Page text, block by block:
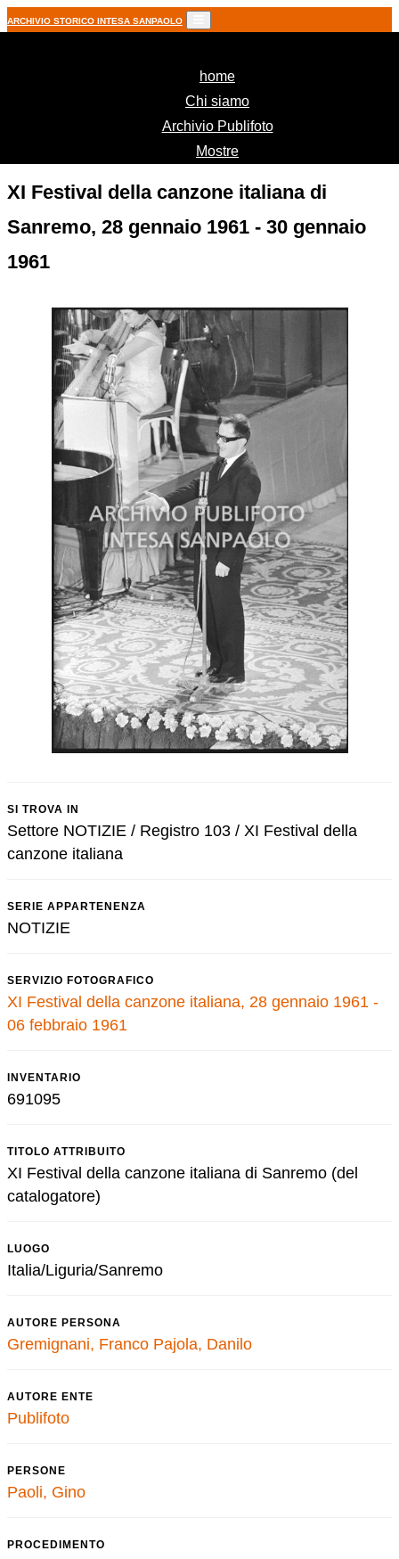
ARCHIVIO STORICO INTESA SANPAOLO
home(current)
Chi siamo
Archivio Publifoto
Mostre
XI Festival della canzone italiana di
Sanremo, 28 gennaio 1961 - 30 gennaio
1961
SI TROVA IN
Settore NOTIZIE / Registro 103 / XI Festival della
canzone italiana
SERIE APPARTENENZA
NOTIZIE
SERVIZIO FOTOGRAFICO
XI Festival della canzone italiana, 28 gennaio 1961 -
06 febbraio 1961
INVENTARIO
691095
TITOLO ATTRIBUITO
XI Festival della canzone italiana di Sanremo (del
catalogatore)
LUOGO
Italia/Liguria/Sanremo
AUTORE PERSONA
Gremignani, Franco Pajola, Danilo
AUTORE ENTE
Publifoto
PERSONE
Paoli, Gino
PROCEDIMENTO